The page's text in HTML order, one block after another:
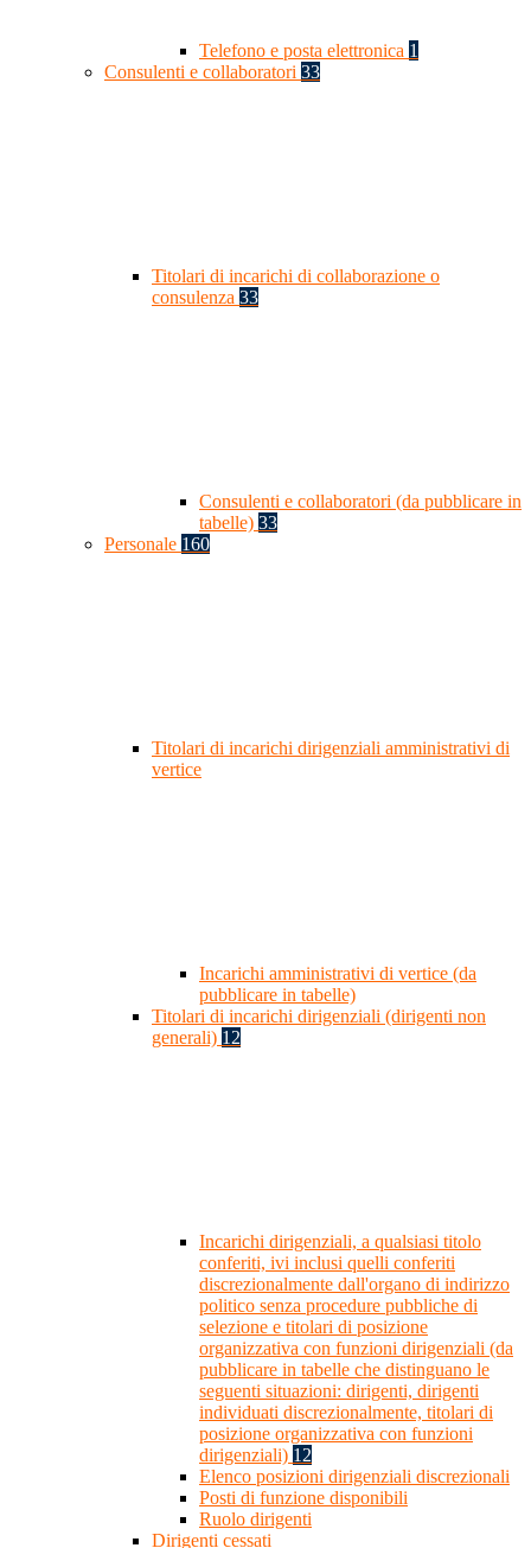
Telefono e posta elettronica 1
Consulenti e collaboratori 33
Titolari di incarichi di collaborazione o
consulenza 33
Consulenti e collaboratori (da pubblicare in
tabelle) 33
Personale 160
Titolari di incarichi dirigenziali amministrativi di
vertice
Incarichi amministrativi di vertice (da
pubblicare in tabelle)
Titolari di incarichi dirigenziali (dirigenti non
generali) 12
Incarichi dirigenziali, a qualsiasi titolo
conferiti, ivi inclusi quelli conferiti
discrezionalmente dall'organo di indirizzo
politico senza procedure pubbliche di
selezione e titolari di posizione
organizzativa con funzioni dirigenziali (da
pubblicare in tabelle che distinguano le
seguenti situazioni: dirigenti, dirigenti
individuati discrezionalmente, titolari di
posizione organizzativa con funzioni
dirigenziali) 12
Elenco posizioni dirigenziali discrezionali
Posti di funzione disponibili
Ruolo dirigenti
Dirigenti cessati